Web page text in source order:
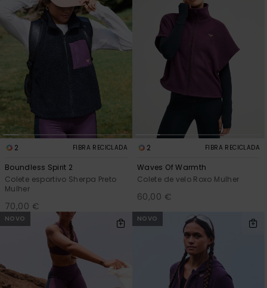
2 FIBRA RECICLADA
Boundless Spirit 2
Colete esportivo Sherpa Preto
Mulher
70,00 €
2 FIBRA RECICLADA
Waves Of Warmth
Colete de velo Roxo Mulher
60,00 €
NOVO NOVO